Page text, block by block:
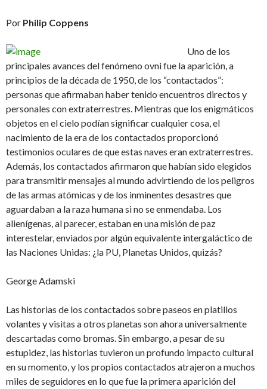
Por Philip Coppens
Uno de los
principales avances del fenómeno ovni fue la aparición, a
principios de la década de 1950, de los “contactados”:
personas que afirmaban haber tenido encuentros directos y
personales con extraterrestres. Mientras que los enigmáticos
objetos en el cielo podían significar cualquier cosa, el
nacimiento de la era de los contactados proporcionó
testimonios oculares de que estas naves eran extraterrestres.
Además, los contactados afirmaron que habían sido elegidos
para transmitir mensajes al mundo advirtiendo de los peligros
de las armas atómicas y de los inminentes desastres que
aguardaban a la raza humana si no se enmendaba. Los
alienígenas, al parecer, estaban en una misión de paz
interestelar, enviados por algún equivalente intergaláctico de
las Naciones Unidas: ¿la PU, Planetas Unidos, quizás?
George Adamski
Las historias de los contactados sobre paseos en platillos
volantes y visitas a otros planetas son ahora universalmente
descartadas como bromas. Sin embargo, a pesar de su
estupidez, las historias tuvieron un profundo impacto cultural
en su momento, y los propios contactados atrajeron a muchos
miles de seguidores en lo que fue la primera aparición del